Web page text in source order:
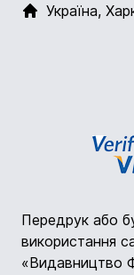
Україна,
Передрук або
використання
«Видавництво